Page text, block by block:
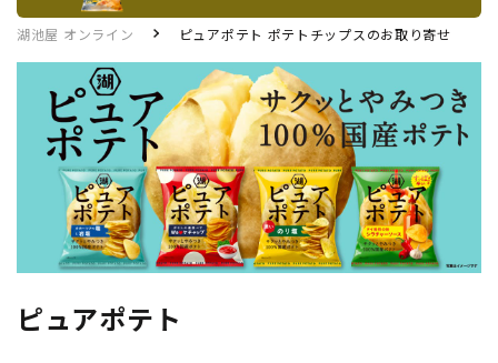
湖池屋 オンライン ピュアポテト ポテトチップスのお取り寄せ
ピュアポテト